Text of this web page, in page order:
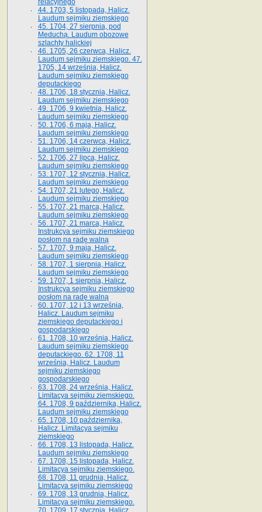
relacyjnego
44. 1703, 5 listopada, Halicz.
Laudum sejmiku ziemskiego
45. 1704, 27 sierpnia, pod
Meduchą. Laudum obozowe
szlachty halickiej
46. 1705, 26 czerwca, Halicz.
Laudum sejmiku ziemskiego. 47.
1705, 14 września, Halicz.
Laudum sejmiku ziemskiego
deputackiego
48. 1706, 18 stycznia, Halicz.
Laudum sejmiku ziemskiego
49. 1706, 9 kwietnia, Halicz.
Laudum sejmiku ziemskiego
50. 1706, 6 maja, Halicz.
Laudum sejmiku ziemskiego
51. 1706, 14 czerwca, Halicz.
Laudum sejmiku ziemskiego
52. 1706, 27 lipca, Halicz.
Laudum sejmiku ziemskiego
53. 1707, 12 stycznia, Halicz.
Laudum sejmiku ziemskiego
54. 1707, 21 lutego, Halicz.
Laudum sejmiku ziemskiego
55. 1707, 21 marca, Halicz.
Laudum sejmiku ziemskiego
56. 1707, 21 marca, Halicz.
Instrukcya sejmiku ziemskiego
posłom na radę walną
57. 1707, 9 maja, Halicz.
Laudum sejmiku ziemskiego
58. 1707, 1 sierpnia, Halicz.
Laudum sejmiku ziemskiego
59. 1707, 1 sierpnia, Halicz.
Instrukcya sejmiku ziemskiego
posłom na radę walną
60. 1707, 12 i 13 września,
Halicz. Laudum sejmiku
ziemskiego deputackiego i
gospodarskiego
61. 1708, 10 września, Halicz.
Laudum sejmiku ziemskiego
deputackiego. 62. 1708, 11
września, Halicz. Laudum
sejmiku ziemskiego
gospodarskiego
63. 1708, 24 września, Halicz.
Limitacya sejmiku ziemskiego.
64. 1708, 9 października, Halicz.
Laudum sejmiku ziemskiego
65­. 1708, 10 października,
Halicz. Limitacya sejmiku
ziemskiego
66. 1708, 13 listopada, Halicz.
Laudum sejmiku ziemskiego
67. 1708, 15 listopada, Halicz.
Limitacya sejmiku ziemskiego.
68. 1708, 11 grudnia, Halicz.
Limitacya sejmiku ziemskiego
69. 1708, 13 grudnia, Halicz.
Limitacya sejmiku ziemskiego.
70. 1709, 17 stycznia, Halicz.